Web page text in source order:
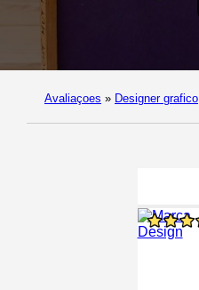
Avaliaçoes » Designer grafico